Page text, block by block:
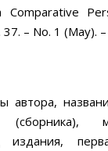
Comparative
– No. 1 (May).
автора,
(сборника),
издания,